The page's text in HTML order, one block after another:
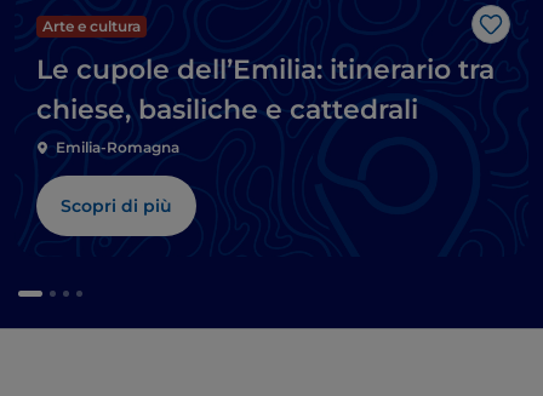
Like
Arte e cultura
Le cupole dell’Emilia: itinerario tra
chiese, basiliche e cattedrali
Emilia-Romagna
Scopri di più